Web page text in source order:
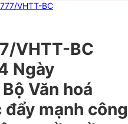
VHTT-BC
VHTT-BC
Ngày
Văn hoá
mạnh công